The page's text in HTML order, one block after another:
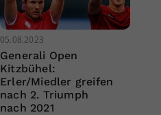
05.08.2023
Generali Open
Kitzbühel:
Erler/Miedler greifen
nach 2. Triumph
nach 2021